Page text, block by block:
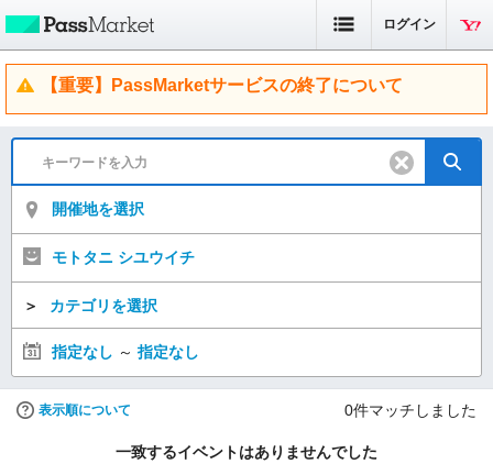
ログイン
【重要】PassMarketサービスの終了について
開催地を選択
モトタニ シユウイチ
＞ カテゴリを選択
指定なし ～ 指定なし
表示順について 0件マッチしました
一致するイベントはありませんでした